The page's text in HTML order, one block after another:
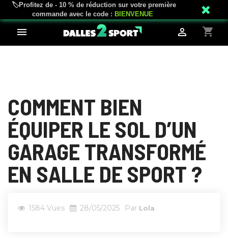
Service client phone 02 18 81 04 43
mail_outline

shopping_cart

COMMENT BIEN
ÉQUIPER LE SOL D’UN
GARAGE TRANSFORMÉ
EN SALLE DE SPORT ?
1584 Vues 28/05/2025 Par Lola
🏷️Profitez de - 10 % de réduction sur votre première
commande avec le code : BIENVENUE